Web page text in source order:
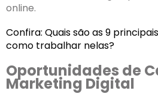
online.
Confira: Quais são as 9
como trabalhar nelas?
Oportunidades de
Marketing Digital